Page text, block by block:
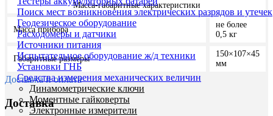
Поиск мест возникновения электрических разрядов и утечек
Геодезическое оборудование
Расходомеры и датчики
Источники питания
Испытательное оборудование ж/д техники
Установки ГНБ
Средства измерения механических величин
Динамометрические ключи
Моментные гайковерты
Электронные измерители
Масса-габаритные характеристики
Масса прибора
не более
0,5 кг
Габаритные размеры
150×107×45
мм
Доставка и оплата
Доставка